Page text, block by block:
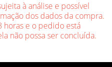
à análise e possível
dos dados da compra.
horas e o pedido está
não possa ser concluída.